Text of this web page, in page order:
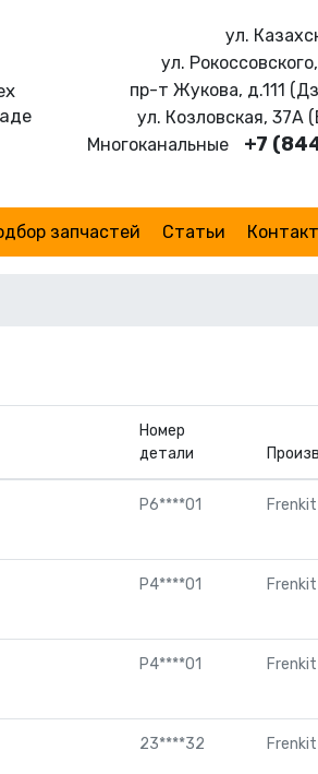
ул.
ул.
пр-т Жукова, д.111
ул. Козловская, 37А
Многоканальные +7
запчастей Статьи
Номер
детали
P6****01 Frenkit
P4****01 Frenkit
P4****01 Frenkit
23****32 Frenkit